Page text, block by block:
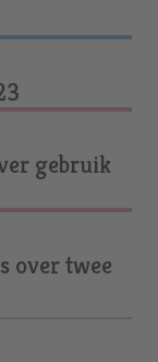
gebruik
over twee